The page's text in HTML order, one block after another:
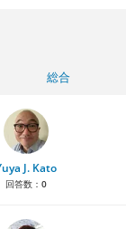
総合
J. Kato
回答数： 0